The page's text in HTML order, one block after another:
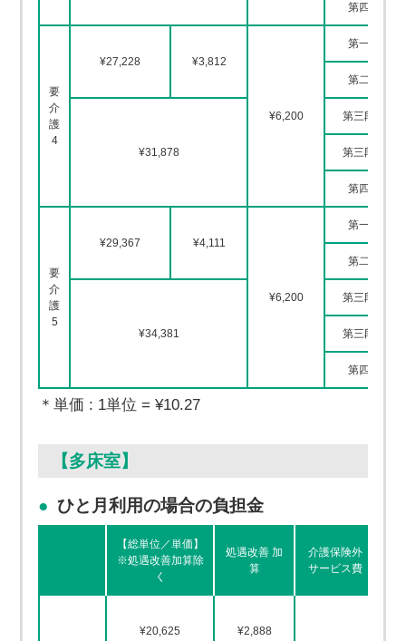
第四段階
要
介
護
4
¥27,228 ¥3,812
¥6,200
第一段階
第二段階
¥31,878
第三段階①
第三段階②
第四段階
要
介
護
5
¥29,367 ¥4,111
¥6,200
第一段階
第二段階
¥34,381
第三段階①
第三段階②
第四段階
＊単価 : 1単位 = ¥10.27
【多床室】
ひと月利用の場合の負担金
【総単位／単価】
※処遇改善加算除
く
処遇改善 加
算
介護保険外
サービス費
¥20,625 ¥2,888